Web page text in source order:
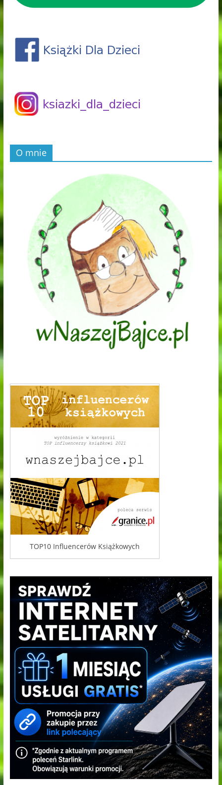
O mnie
TOP10 Influencerów Książkowych